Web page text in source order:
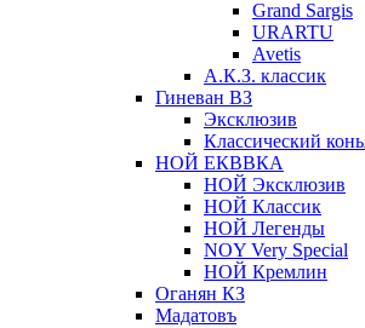
Grand Sargis
URARTU
Avetis
А.К.З. классик
Гиневан ВЗ
Эксклюзив
Классический
НОЙ ЕКВВКА
НОЙ Эксклюзив
НОЙ Классик
НОЙ Легенды
NOY Very Speсial
НОЙ Кремлин
Оганян КЗ
Мадатовъ